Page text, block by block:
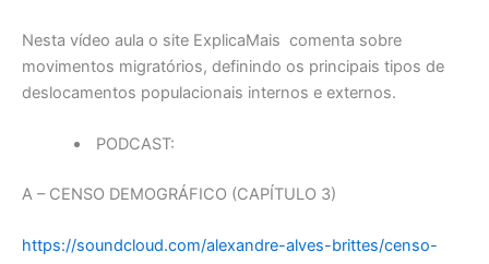
Nesta vídeo aula o site ExplicaMais comenta sobre
movimentos migratórios, definindo os principais tipos de
deslocamentos populacionais internos e externos.
PODCAST:
A – CENSO DEMOGRÁFICO (CAPÍTULO 3)
https://soundcloud.com/alexandre-alves-brittes/censo-